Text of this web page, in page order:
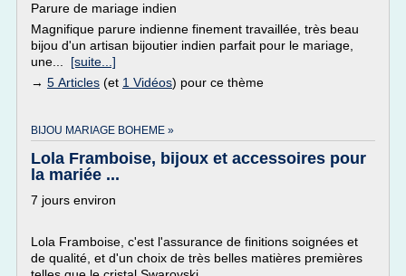
Parure de mariage indien
Magnifique parure indienne finement travaillée, très beau
bijou d'un artisan bijoutier indien parfait pour le mariage,
une... [suite...]
→ 5 Articles (et 1 Vidéos) pour ce thème
BIJOU MARIAGE BOHEME »
Lola Framboise, bijoux et accessoires pour
la mariée ...
7 jours environ
Lola Framboise, c'est l'assurance de finitions soignées et
de qualité, et d'un choix de très belles matières premières